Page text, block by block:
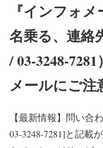
『インフォ
名乗る、連絡
/ 03-3248-
メールにご注
【最新情報】 問い合
03-3248-7281]と記載